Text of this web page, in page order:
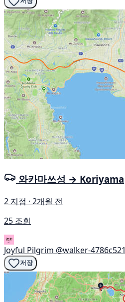
와카마쓰성 → Koriyama
2 지점 · 2개월 전
25 조회
Joyful Pilgrim @walker-4786c521
저장